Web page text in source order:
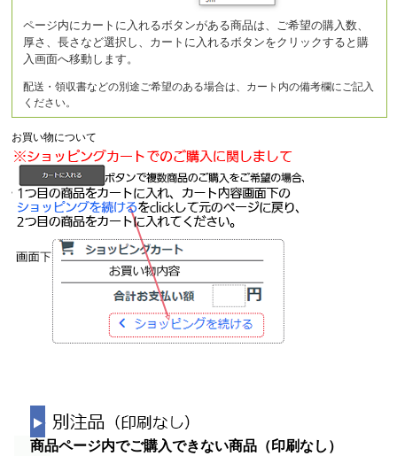
ページ内にカートに入れるボタンがある商品は、ご希望の購入数、
厚さ、長さなど選択し、カートに入れるボタンをクリックすると購
入画面へ移動します。
配送・領収書などの別途ご希望のある場合は、カート内の備考欄にご記入
ください。
お買い物について
商品ページ内でご購入できない商品（印刷なし）